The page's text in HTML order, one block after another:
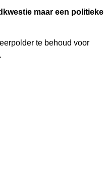
maar een politieke
te behoud voor